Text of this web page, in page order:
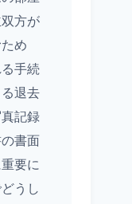
方が
め
手続
退去
記録
書面
要に
うし